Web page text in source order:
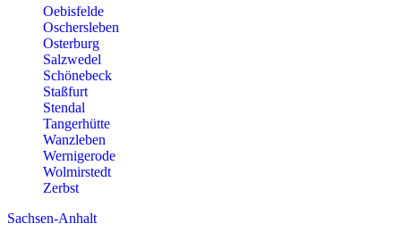
Oebisfelde
Oschersleben
Osterburg
Salzwedel
Schönebeck
Staßfurt
Stendal
Tangerhütte
Wanzleben
Wernigerode
Wolmirstedt
Zerbst
Sachsen-Anhalt